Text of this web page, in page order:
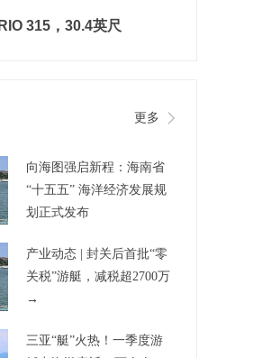
315，30.4英尺
更多
向海图强启新程：海南省
“十五五” 海洋经济发展规
划正式发布
产业动态 | 封关后首批“零
关税”游艇，减税超2700万
→
三亚“艇”火热！一季度游